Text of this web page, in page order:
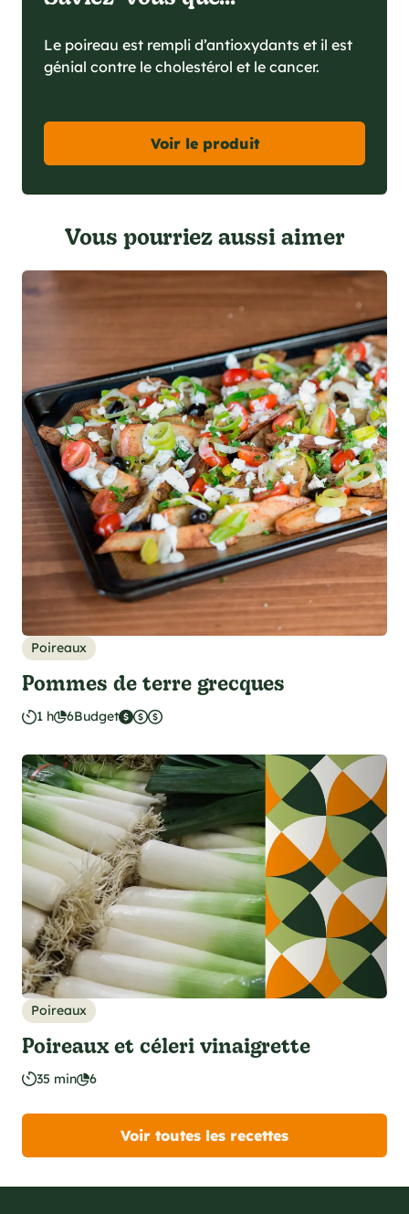
Le poireau est rempli d’antioxydants et il est
génial contre le cholestérol et le cancer.
Voir le produit
Vous pourriez aussi aimer
Poireaux
Pommes de terre grecques
1 h 6Budget
Poireaux
Poireaux et céleri vinaigrette
35 min 6
Voir toutes les recettes